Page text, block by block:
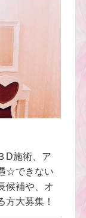
D施術、ア
☆できない
候補や、オ
方大募集！